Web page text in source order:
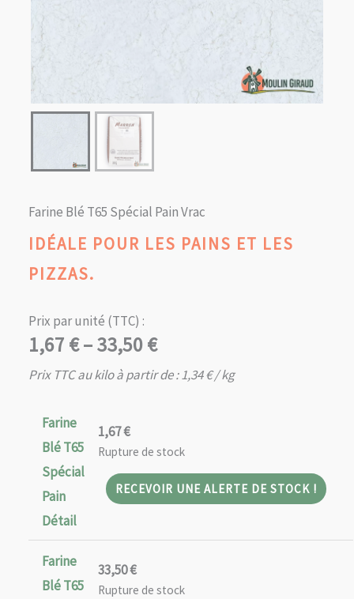
Farine Blé T65 Spécial Pain Vrac
IDÉALE POUR LES PAINS ET LES
PIZZAS.
Prix par unité (TTC) :
1,67 €–33,50€
Plage
de
1,67 €
33,50 €
Prix TTC au kilo à partir de :1,34€/ kg
Farine
Blé T65
Spécial
Pain
Détail
1,67€
Rupture de stock
RECEVOIR UNE ALERTE DE STOCK !
Farine
Blé T65
33,50€
Rupture de stock